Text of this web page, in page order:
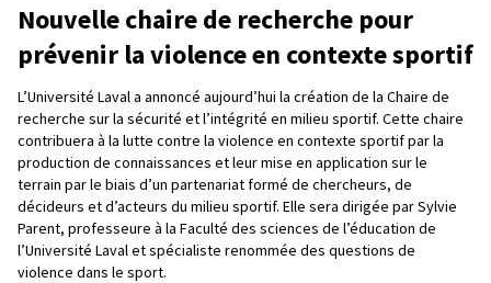
Nouvelle chaire de recherche pour
prévenir la violence en contexte sportif
L’Université Laval a annoncé aujourd’hui la création de la Chaire de
recherche sur la sécurité et l’intégrité en milieu sportif. Cette chaire
contribuera à la lutte contre la violence en contexte sportif par la
production de connaissances et leur mise en application sur le
terrain par le biais d’un partenariat formé de chercheurs, de
décideurs et d’acteurs du milieu sportif. Elle sera dirigée par Sylvie
Parent, professeure à la Faculté des sciences de l’éducation de
l’Université Laval et spécialiste renommée des questions de
violence dans le sport.